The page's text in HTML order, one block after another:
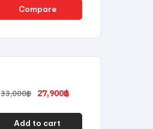
Compare
33,000฿ 27,900฿
Add to cart